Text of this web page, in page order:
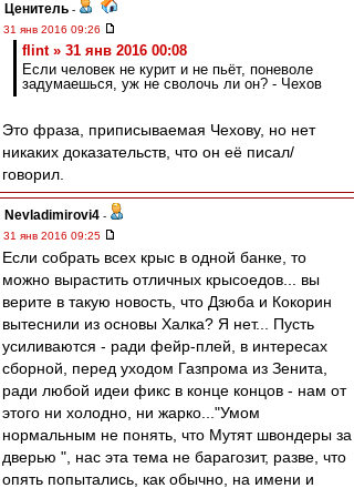
Ценитель -
31 янв 2016 09:26
flint » 31 янв 2016 00:08
Если человек не курит и не пьёт, поневоле
задумаешься, уж не сволочь ли он? - Чехов
Это фраза, приписываемая Чехову, но нет
никаких доказательств, что он её писал/
говорил.
Nevladimirovi4 -
31 янв 2016 09:25
Если собрать всех крыс в одной банке, то
можно вырастить отличных крысоедов... вы
верите в такую новость, что Дзюба и Кокорин
вытеснили из основы Халка? Я нет... Пусть
усиливаются - ради фейр-плей, в интересах
сборной, перед уходом Газпрома из Зенита,
ради любой идеи фикс в конце концов - нам от
этого ни холодно, ни жарко..."Умом
нормальным не понять, что Мутят швондеры за
дверью ", нас эта тема не барагозит, разве, что
опять попытались, как обычно, на имени и